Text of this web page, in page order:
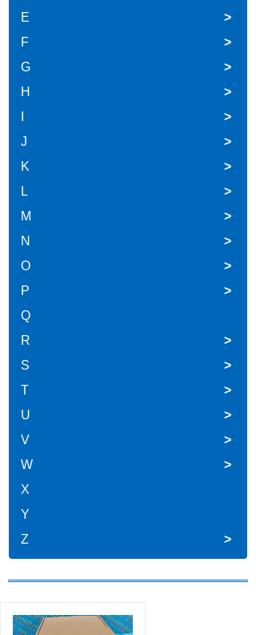
E
>
F
>
G
>
H
>
>
J
>
K
>
L
>
M
>
N
>
O
>
P
>
Q
R
>
S
>
T
>
U
>
V
>
W
>
X
Y
Z
>